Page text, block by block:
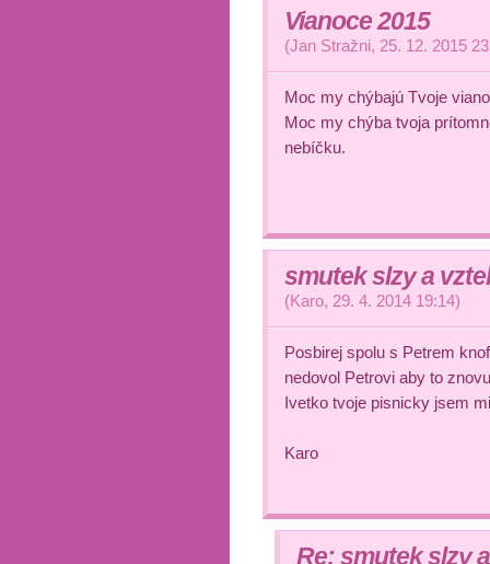
Vianoce 2015
(Jan Stražni, 25. 12. 2015
Moc my chýbajú Tvoje
Moc my chýba tvoja
nebíčku.
smutek slzy a
(Karo, 29. 4. 2014 19:14)
Posbirej spolu s Petrem
nedovol Petrovi aby to
Ivetko tvoje pisnicky jsem
Karo
Re: smutek slzy